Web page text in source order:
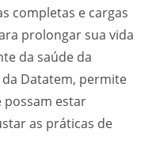
completas e cargas
prolongar sua vida
da saúde da
Datatem, permite
possam estar
as práticas de